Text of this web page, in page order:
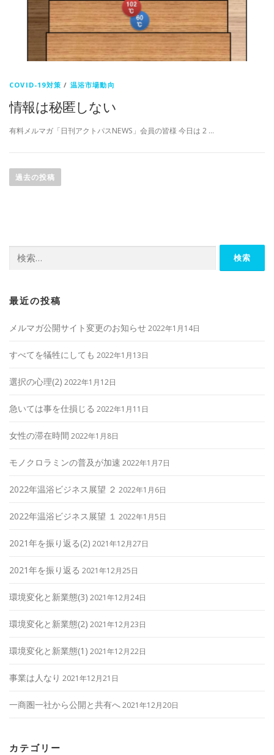
COVID-19対策 / 温浴市場動向
情報は秘匿しない
有料メルマガ「日刊アクトパスNEWS」会員の皆様 今日は 2 …
稿
シ
過去の投稿
索:
最近の投稿
メルマガ公開サイト変更のお知らせ2022年1月14日
すべてを犠牲にしても 2022年1月13日
選択の心理(2) 2022年1月12日
急いては事を仕損じる 2022年1月11日
女性の滞在時間 2022年1月8日
モノクロラミンの普及が加速 2022年1月7日
2022年温浴ビジネス展望 ２ 2022年1月6日
2022年温浴ビジネス展望 １ 2022年1月5日
2021年を振り返る(2) 2021年12月27日
2021年を振り返る 2021年12月25日
環境変化と新業態(3) 2021年12月24日
環境変化と新業態(2) 2021年12月23日
環境変化と新業態(1) 2021年12月22日
事業は人なり 2021年12月21日
一商圏一社から公開と共有へ2021年12月20日
カテゴリー